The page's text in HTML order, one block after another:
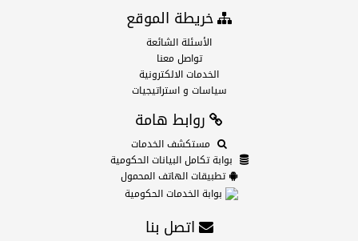
خريطة الموقع
الأسئلة الشائعة
تواصل معنا
الخدمات الالكترونية
سياسات و استراتيجيات
روابط هامة
مستكشف الخدمات
بوابة تكامل البيانات الحكومية
تطبيقات الهاتف المحمول
بوابة الخدمات الحكومية
اتصل بنا